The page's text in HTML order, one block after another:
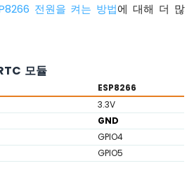
전원을 켜는 방법에 대해 더 많
모듈
ESP8266
3.3V
GND
GPIO4
GPIO5